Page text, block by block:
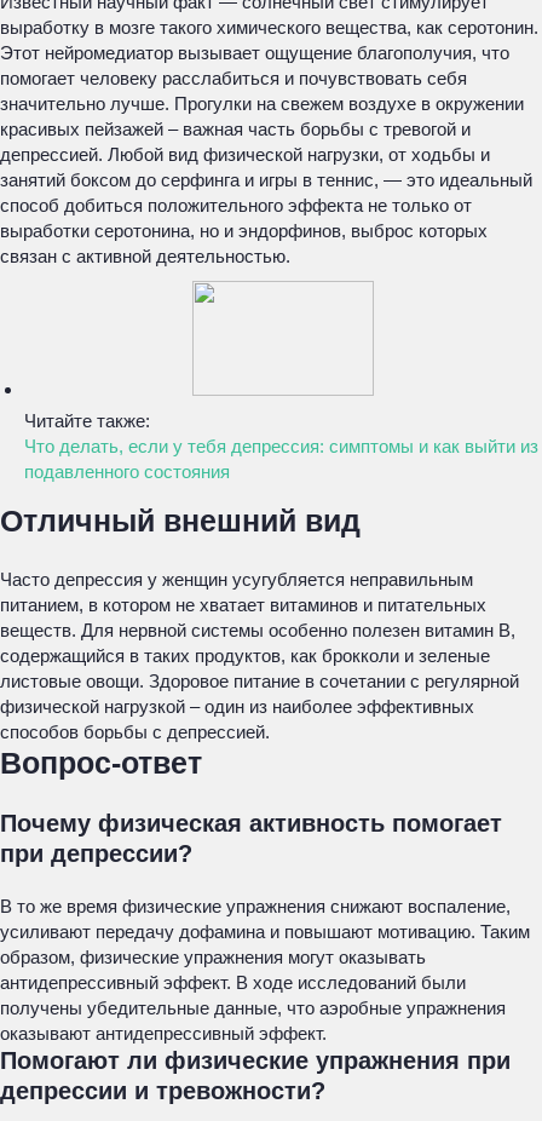
выработку в мозге такого химического вещества, как серотонин.
Этот нейромедиатор вызывает ощущение благополучия, что
помогает человеку расслабиться и почувствовать себя
значительно лучше. Прогулки на свежем воздухе в окружении
красивых пейзажей – важная часть борьбы с тревогой и
депрессией. Любой вид физической нагрузки, от ходьбы и
занятий боксом до серфинга и игры в теннис, — это идеальный
способ добиться положительного эффекта не только от
выработки серотонина, но и эндорфинов, выброс которых
связан с активной деятельностью.
Читайте также:
Что делать, если у тебя депрессия: симптомы и как выйти из
подавленного состояния
Отличный внешний вид
Часто депрессия у женщин усугубляется неправильным
питанием, в котором не хватает витаминов и питательных
веществ. Для нервной системы особенно полезен витамин В,
содержащийся в таких продуктов, как брокколи и зеленые
листовые овощи. Здоровое питание в сочетании с регулярной
физической нагрузкой – один из наиболее эффективных
способов борьбы с депрессией.
Вопрос-ответ
Почему физическая активность помогает
при депрессии?
В то же время физические упражнения снижают воспаление,
усиливают передачу дофамина и повышают мотивацию. Таким
образом, физические упражнения могут оказывать
антидепрессивный эффект. В ходе исследований были
получены убедительные данные, что аэробные упражнения
оказывают антидепрессивный эффект.
Помогают ли физические упражнения при
депрессии и тревожности?